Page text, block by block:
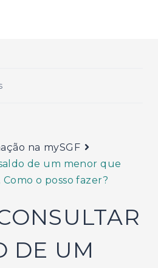
na mySGF
de um menor que
o posso fazer?
DE UM